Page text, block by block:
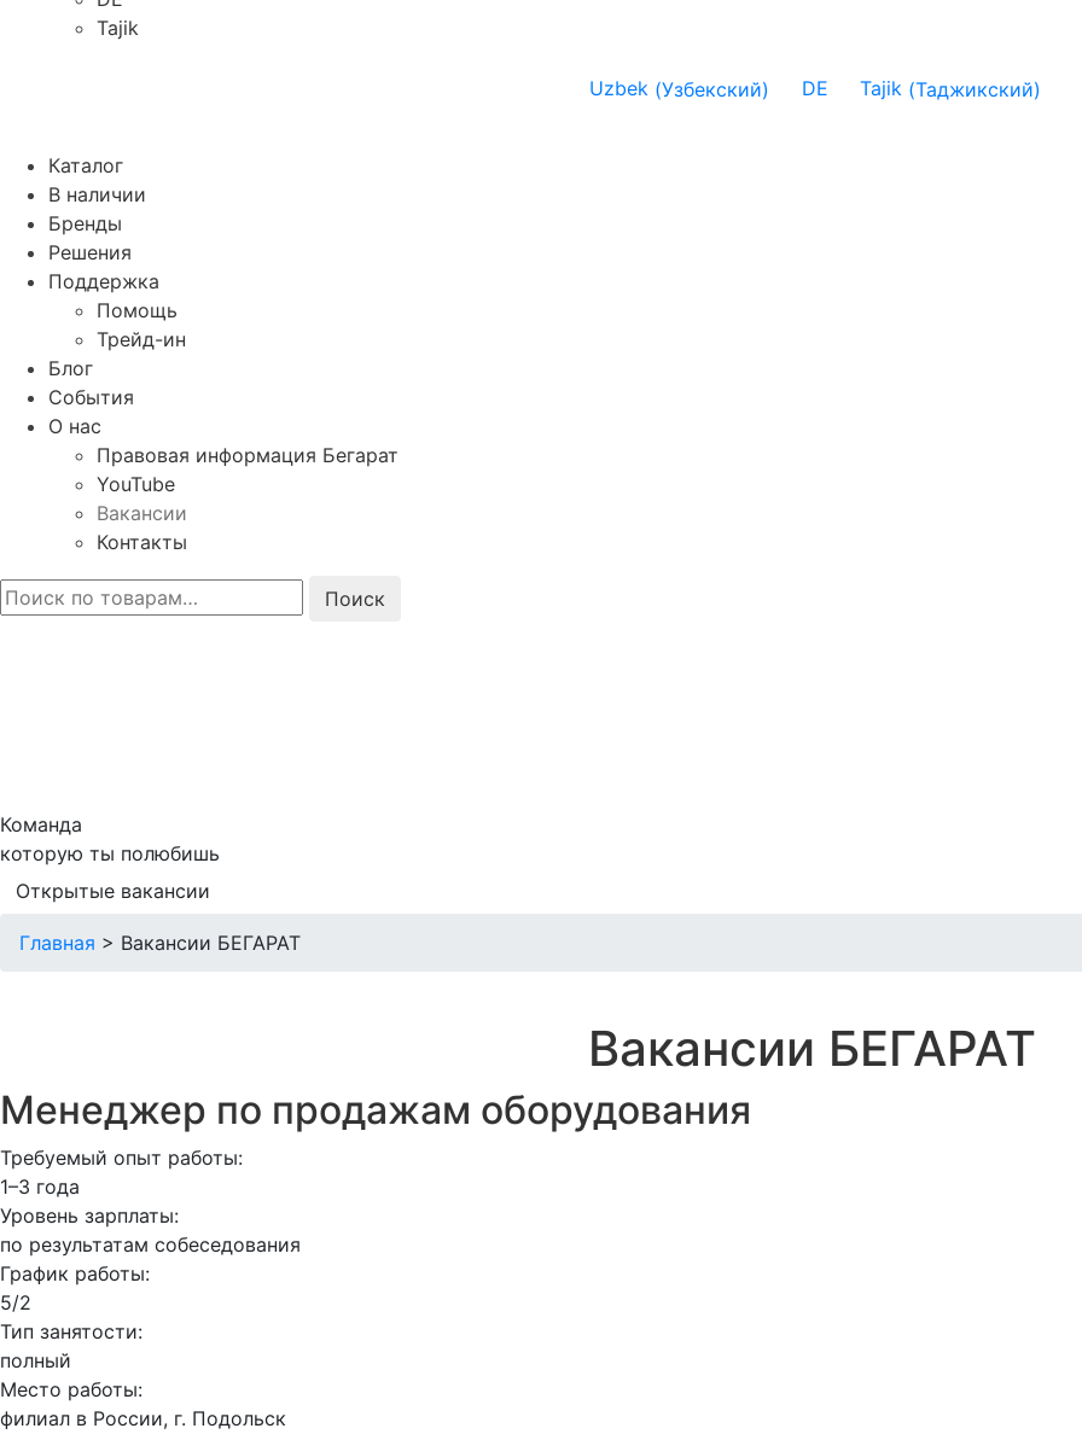
Tajik
Uzbek (Узбекский) DE Tajik (Таджикский)
Каталог
В наличии
Бренды
Решения
Поддержка
Помощь
Трейд-ин
Блог
События
О нас
Правовая информация Бегарат
YouTube
Вакансии
Контакты
Искать:
Команда
которую ты полюбишь
Открытые вакансии
Главная > Вакансии БЕГАРАТ
Вакансии БЕГАРАТ
Менеджер по продажам оборудования
Требуемый опыт работы:
1–3 года
Уровень зарплаты:
по результатам собеседования
График работы:
5/2
Тип занятости:
полный
Место работы:
филиал в России, г. Подольск